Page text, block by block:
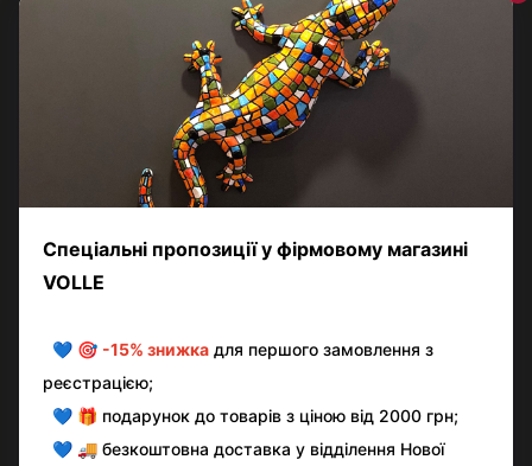
Додайте перший відгук
Написати відгук
Повна версія сайту